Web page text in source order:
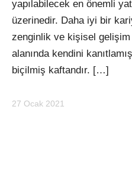
yapılabilecek en önemli
üzerinedir. Daha iyi bir
zenginlik ve kişisel
alanında kendini
biçilmiş kaftandır. […]
27 Ocak 2021